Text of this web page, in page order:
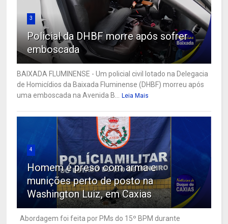
3
Policial da DHBF morre após sofrer
emboscada
BAIXADA FLUMINENSE - Um policial civil lotado na Delegacia
de Homicídios da Baixada Fluminense (DHBF) morreu após
uma emboscada na Avenida B...
Leia Mais
4
Homem é preso com arma e
munições perto de posto na
Washington Luiz, em Caxias
Abordagem foi feita por PMs do 15º BPM durante